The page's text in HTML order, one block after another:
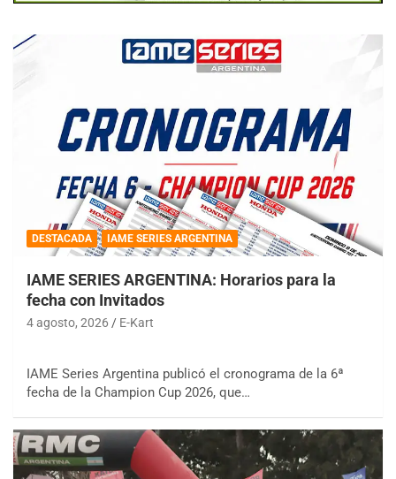
DESTACADA IAME SERIES ARGENTINA
IAME SERIES ARGENTINA: Horarios para la
fecha con Invitados
4 agosto, 2026 E-Kart
IAME Series Argentina publicó el cronograma de la 6ª
fecha de la Champion Cup 2026, que…